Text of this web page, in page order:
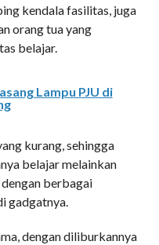
kendala fasilitas, juga
orang tua yang
belajar.
Lampu PJU di
kurang, sehingga
belajar melainkan
berbagai
gadgatnya.
dengan diliburkannya